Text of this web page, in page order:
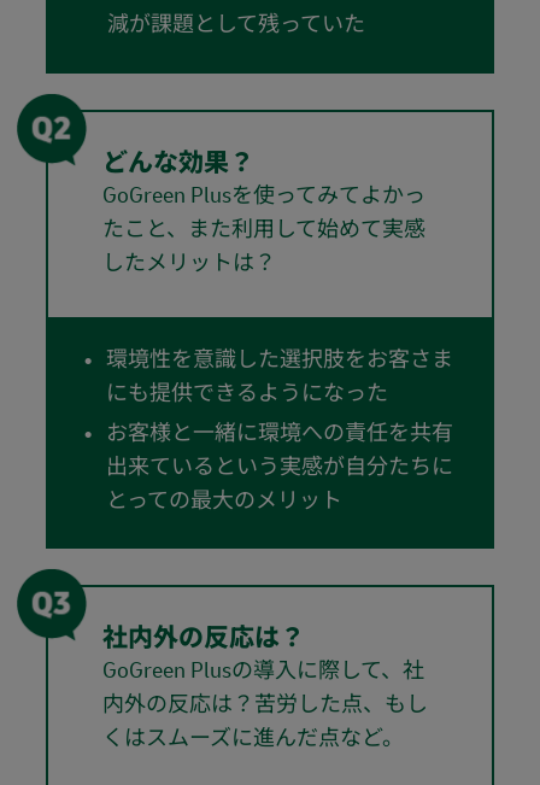
減が課題として残っていた
どんな効果？
GoGreen Plusを使ってみてよかっ
たこと、また利用して始めて実感
したメリットは？
環境性を意識した選択肢をお客さま
にも提供できるようになった
お客様と一緒に環境への責任を共有
出来ているという実感が自分たちに
とっての最大のメリット
社内外の反応は？
GoGreen Plusの導入に際して、社
内外の反応は？苦労した点、もし
くはスムーズに進んだ点など。